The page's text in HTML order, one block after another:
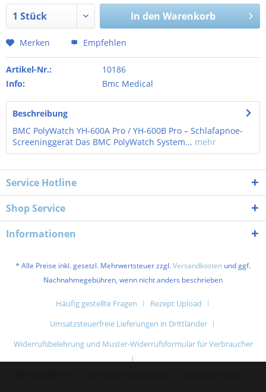
In den Warenkorb
Merken Empfehlen
Artikel-Nr.:
10186
Info:
Bmc Medical
Beschreibung
BMC PolyWatch YH-600A Pro / YH-600B Pro – Schlafapnoe-
Screeninggerät Das BMC PolyWatch System... mehr
Service Hotline
Shop Service
Informationen
* Alle Preise inkl. gesetzl. Mehrwertsteuer zzgl.Versandkosten und ggf.
Nachnahmegebühren, wenn nicht anders beschrieben
Häufig gestellte Fragen
Rezept Upload
Umsatzsteuerfreie Lieferungen in Drittländer
Widerrufsbelehrung und Muster-Widerrufsformular für Verbraucher